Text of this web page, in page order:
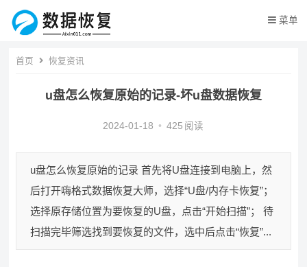
菜单
首页 恢复资讯
u盘怎么恢复原始的记录-坏u盘数据恢复
2024-01-18 • 425 阅读
u盘怎么恢复原始的记录 首先将U盘连接到电脑上，然
后打开嗨格式数据恢复大师，选择“U盘/内存卡恢复”；
选择原存储位置为要恢复的U盘，点击“开始扫描”； 待
扫描完毕筛选找到要恢复的文件，选中后点击“恢复”...